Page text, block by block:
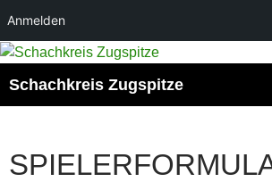
Anmelden
Schachkreis Zugspitze